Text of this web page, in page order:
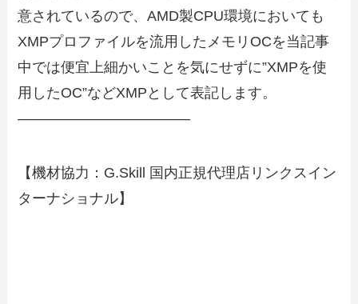
意されているので、AMD製CPU環境においても
XMPプロファイルを流用したメモリOCを当記事
中では便宜上細かいことを気にせずに”XMPを使
用したOC”などXMPとして表記します。
————————————
【機材協力：G.Skill 国内正規代理店リンクスイン
ターナショナル】